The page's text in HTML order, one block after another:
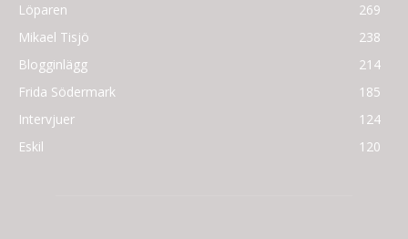
Löparen
269
Mikael Tisjö
238
Blogginlägg
214
Frida Södermark
185
Intervjuer
124
Eskil
120